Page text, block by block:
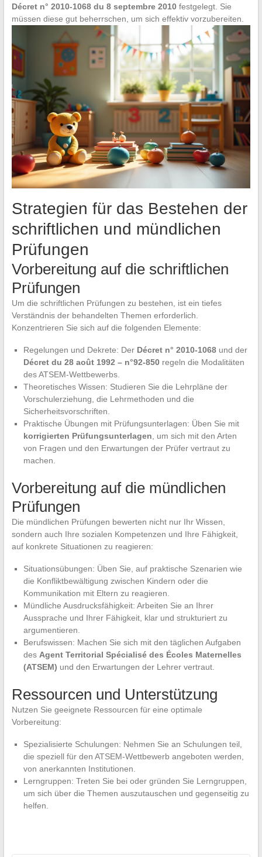
Décret n° 2010-1068 du 8 septembre 2010festgelegt. Sie
müssen diese gut beherrschen, um sich effektiv vorzubereiten.
Strategien für das Bestehen der
schriftlichen und mündlichen
Prüfungen
Vorbereitung auf die schriftlichen
Prüfungen
Um die schriftlichen Prüfungen zu bestehen, ist ein tiefes
Verständnis der behandelten Themen erforderlich.
Konzentrieren Sie sich auf die folgenden Elemente:
Regelungen und Dekrete: Der Décret n° 2010-1068und der
Décret du 28 août 1992 – n°92-850regeln die Modalitäten
des ATSEM-Wettbewerbs.
Theoretisches Wissen: Studieren Sie die Lehrpläne der
Vorschulerziehung, die Lehrmethoden und die
Sicherheitsvorschriften.
Praktische Übungen mit Prüfungsunterlagen: Üben Sie mit
korrigierten Prüfungsunterlagen, um sich mit den Arten
von Fragen und den Erwartungen der Prüfer vertraut zu
machen.
Vorbereitung auf die mündlichen
Prüfungen
Die mündlichen Prüfungen bewerten nicht nur Ihr Wissen,
sondern auch Ihre sozialen Kompetenzen und Ihre Fähigkeit,
auf konkrete Situationen zu reagieren:
Situationsübungen: Üben Sie, auf praktische Szenarien wie
die Konfliktbewältigung zwischen Kindern oder die
Kommunikation mit Eltern zu reagieren.
Mündliche Ausdrucksfähigkeit: Arbeiten Sie an Ihrer
Aussprache und Ihrer Fähigkeit, klar und strukturiert zu
argumentieren.
Berufswissen: Machen Sie sich mit den täglichen Aufgaben
des Agent Territorial Spécialisé des Écoles Maternelles
(ATSEM) und den Erwartungen der Lehrer vertraut.
Ressourcen und Unterstützung
Nutzen Sie geeignete Ressourcen für eine optimale
Vorbereitung:
Spezialisierte Schulungen: Nehmen Sie an Schulungen teil,
die speziell für den ATSEM-Wettbewerb angeboten werden,
von anerkannten Institutionen.
Lerngruppen: Treten Sie bei oder gründen Sie Lerngruppen,
um sich über die Themen auszutauschen und gegenseitig zu
helfen.